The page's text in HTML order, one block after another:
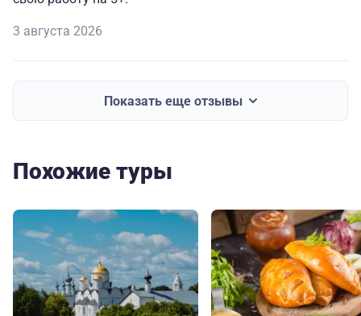
3 августа 2026
Показать еще отзывы
Похожие туры